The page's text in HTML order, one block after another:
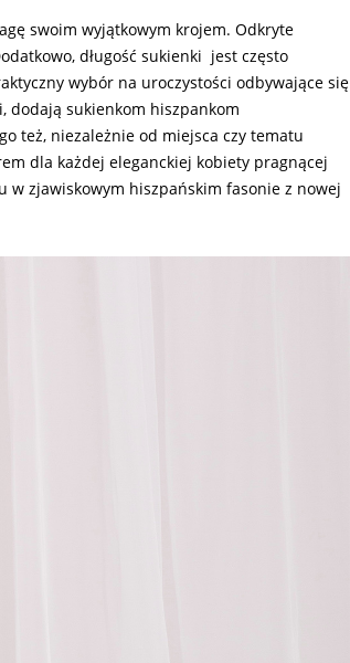
swoim wyjątkowym krojem. Odkryte
długość sukienki jest często
wybór na uroczystości odbywające się
dodają sukienkom hiszpankom
też, niezależnie od miejsca czy tematu
dla każdej eleganckiej kobiety pragnącej
zjawiskowym hiszpańskim fasonie z nowej